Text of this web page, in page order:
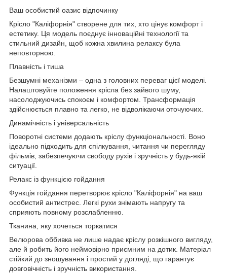
Ваш особистий оазис відпочинку
Крісло "Каліфорнія" створене для тих, хто цінує комфорт і
естетику. Ця модель поєднує інноваційні технології та
стильний дизайн, щоб кожна хвилина релаксу була
неповторною.
Плавність і тиша
Безшумні механізми – одна з головних переваг цієї моделі.
Налаштовуйте положення крісла без зайвого шуму,
насолоджуючись спокоєм і комфортом. Трансформація
здійснюється плавно та легко, не відволікаючи оточуючих.
Динамічність і універсальність
Поворотні системи додають кріслу функціональності. Воно
ідеально підходить для спілкування, читання чи перегляду
фільмів, забезпечуючи свободу рухів і зручність у будь-якій
ситуації.
Релакс із функцією гойдання
Функція гойдання перетворює крісло "Каліфорнія" на ваш
особистий антистрес. Легкі рухи знімають напругу та
сприяють повному розслабленню.
Тканина, яку хочеться торкатися
Велюрова оббивка не лише надає кріслу розкішного вигляду,
але й робить його неймовірно приємним на дотик. Матеріал
стійкий до зношування і простий у догляді, що гарантує
довговічність і зручність використання.